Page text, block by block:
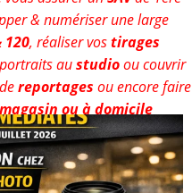
& numériser une large
120, réaliser vostirages
austudioou couvrir
reportages ou encore faire
ou à domicile